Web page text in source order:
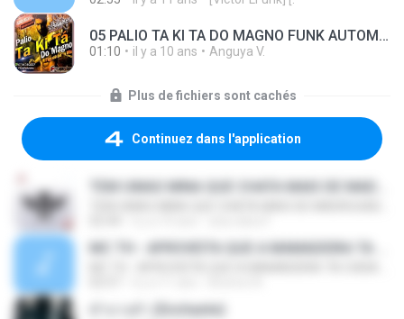
05 PALIO TA KI TA DO MAGNO FUNK AUTOMOTIVO VOLUME 01.mp3
01:10 il y a 10 ans Anguya V.
Plus de fichiers sont cachés
Continuez dans l'application
คำบางคำ (Enchante)